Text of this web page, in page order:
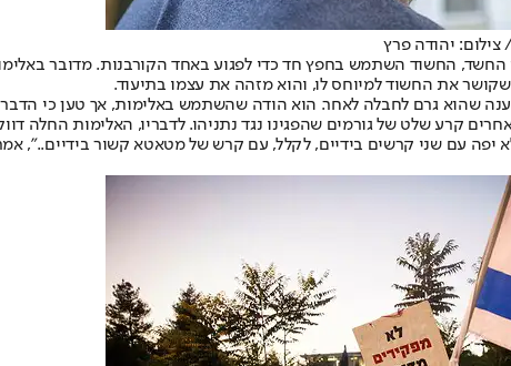
צילום: יהודה פרץ
החשד, החשוד השתמש בחפץ חד כדי לפגוע באחד הקורבנות. מדובר
שקושר את החשוד למיוחס לו, והוא מזהה את עצמו בתיעוד.
שהוא גרם לחבלה לאחר. הוא הודה שהשתמש באלימות, אך טען כי
קרע שלט של גורמים שהפגינו נגד נתניהו. לדבריו, האלימות החלה
יפה עם שני קרשים בידיים, לקלל, עם קרש של מטאטא קשור